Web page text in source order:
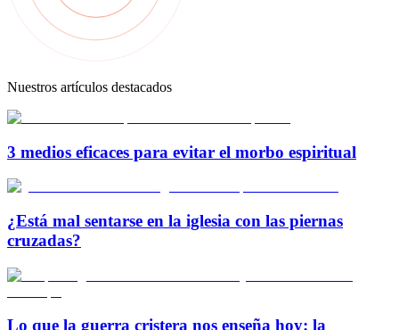
Nuestros artículos destacados
3 medios eficaces para evitar el morbo espiritual
¿Está mal sentarse en la iglesia con las piernas
cruzadas?
Lo que la guerra cristera nos enseña hoy: la